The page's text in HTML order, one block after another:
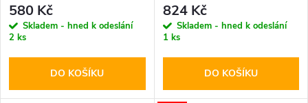
580 Kč
Skladem - hned k odeslání
2 ks
DO KOŠÍKU
824 Kč
Skladem - hned k odeslání
1 ks
DO KOŠÍKU